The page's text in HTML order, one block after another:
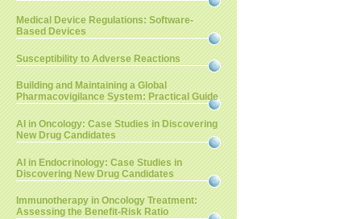
Medical Device Regulations: Software-
Based Devices
Susceptibility to Adverse Reactions
Building and Maintaining a Global
Pharmacovigilance System: Practical Guide
AI in Oncology: Case Studies in Discovering
New Drug Candidates
AI in Endocrinology: Case Studies in
Discovering New Drug Candidates
Immunotherapy in Oncology Treatment:
Assessing the Benefit-Risk Ratio